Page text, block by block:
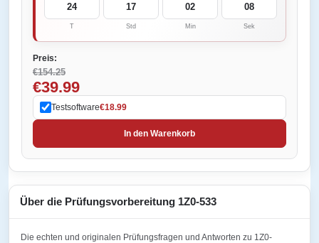
24
T
17
Std
02
Min
08
Sek
Preis:
€154.25
€39.99
Testsoftware€18.99
In den Warenkorb
Über die Prüfungsvorbereitung 1Z0-533
Die echten und originalen Prüfungsfragen und Antworten zu 1Z0-